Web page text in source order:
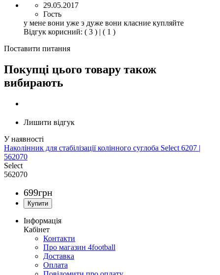
29.05.2017
Гость
у мене вони уже э дуже вони класние купляйте
Відгук корисний: ( 3 ) | ( 1 )
Поставити питання
Покупці цього товару також
вибирають
Лишити відгук
Наколінник для стабілізації колінного суглоба Select 6207 |
562070
Select
562070
699грн
Інформація
Кабінет
Контакти
Про магазин 4football
Доставка
Оплата